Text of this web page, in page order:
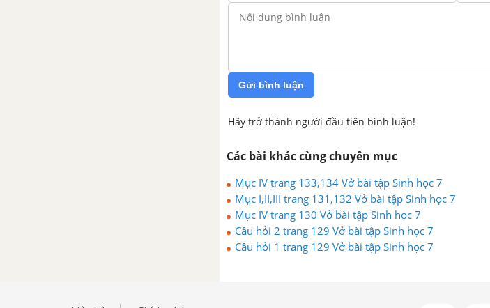
(tiếp theo), bộ Dơi và bộ Cá voi
Gửi bình luận
Hãy trở thành người đầu tiên bình luận!
Các bài khác cùng chuyên mục
Mục IV trang 133,134 Vở bài tập Sinh học 7
Mục I,II,III trang 131,132 Vở bài tập Sinh học 7
Mục IV trang 130 Vở bài tập Sinh học 7
Câu hỏi 2 trang 129 Vở bài tập Sinh học 7
Câu hỏi 1 trang 129 Vở bài tập Sinh học 7